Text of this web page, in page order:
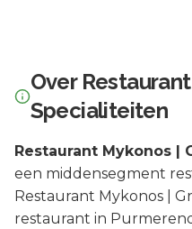
Over
Specialiteiten
Restaurant Mykonos |
een middensegment
Restaurant Mykonos |
restaurant in